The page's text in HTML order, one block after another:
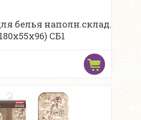
белья наполн.склад.
СБ1